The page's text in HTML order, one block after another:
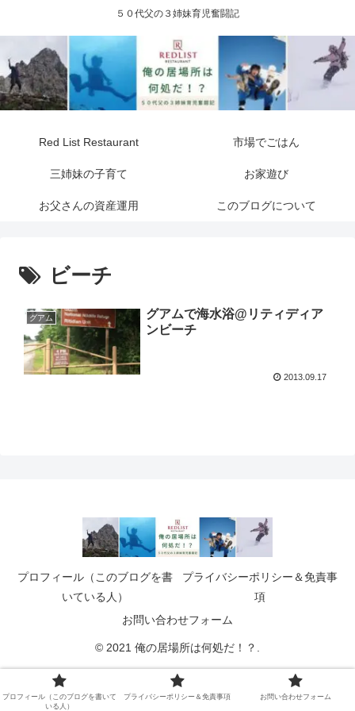
５０代父の３姉妹育児奮闘記
Red List Restaurant 市場でごはん
三姉妹の子育て お家遊び
お父さんの資産運用 このブログについて
ビーチ
グアム
グアムで海水浴@リティディア
ンビーチ
2013.09.17
プロフィール（このブログを書
いている人）
プライバシーポリシー＆免責事
項
お問い合わせフォーム
© 2021 俺の居場所は何処だ！？.
プロフィール（このブログを書いて
いる人）
プライバシーポリシー＆免責事項 お問い合わせフォーム